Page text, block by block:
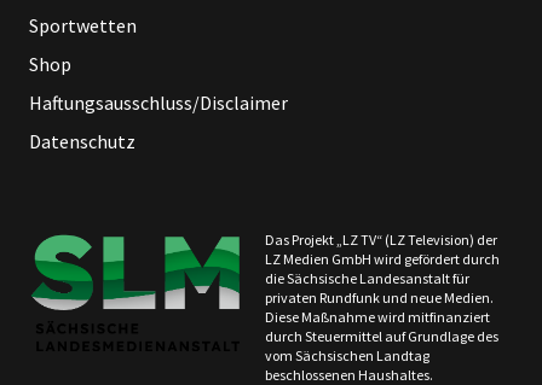
Sportwetten
Shop
Haftungsausschluss/Disclaimer
Datenschutz
Das Projekt „LZ TV“ (LZ Television) der
LZ Medien GmbH wird gefördert durch
die Sächsische Landesanstalt für
privaten Rundfunk und neue Medien.
Diese Maßnahme wird mitfinanziert
durch Steuermittel auf Grundlage des
vom Sächsischen Landtag
beschlossenen Haushaltes.